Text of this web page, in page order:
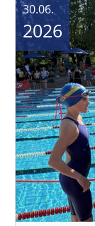
30.06.
2026